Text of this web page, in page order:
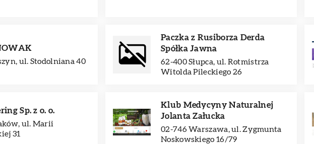
ul. Stodolniana 40
Paczka z Rusiborza Derda
Spółka Jawna
62-400 Słupca, ul. Rotmistrza
Witolda Pileckiego 26
Sp. z o. o.
ul. Marii
31
Klub Medycyny Naturalnej
Jolanta Załucka
02-746 Warszawa, ul. Zygmunta
Noskowskiego 16/79